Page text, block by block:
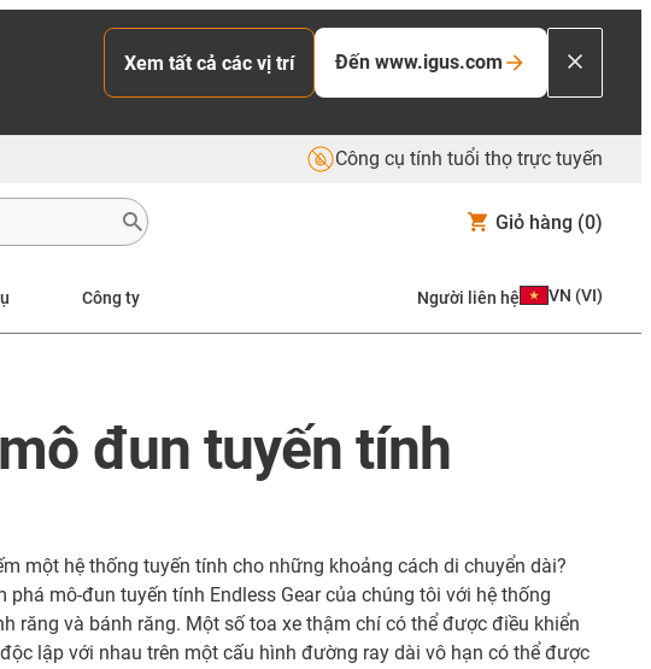
Xem tất cả các vị trí Đến www.igus.com
Công cụ tính tuổi thọ trực tuyến
Giỏ hàng (0)
Công ty Người liên hệ VN (VI)
đun tuyến tính
một hệ thống tuyến tính cho những khoảng cách di chuyển dài?
phá mô-đun tuyến tính Endless Gear của chúng tôi với hệ thống
răng và bánh răng. Một số toa xe thậm chí có thể được điều khiển
độc lập với nhau trên một cấu hình đường ray dài vô hạn có thể được